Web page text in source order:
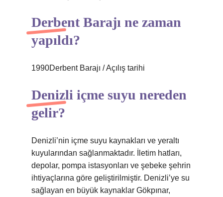
Derbent Barajı ne zaman
yapıldı?
1990Derbent Barajı / Açılış tarihi
Denizli içme suyu nereden
gelir?
Denizli’nin içme suyu kaynakları ve yeraltı
kuyularından sağlanmaktadır. İletim hatları,
depolar, pompa istasyonları ve şebeke şehrin
ihtiyaçlarına göre geliştirilmiştir. Denizli’ye su
sağlayan en büyük kaynaklar Gökpınar,